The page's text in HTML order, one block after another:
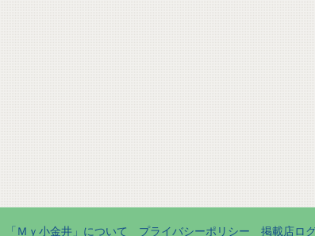
「Ｍｙ小金井」について プライバシーポリシー 掲載店ロ